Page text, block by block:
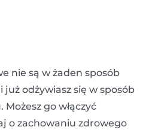
nie są w żaden sposób
odżywiasz się w sposób
go włączyć
o zachowaniu zdrowego